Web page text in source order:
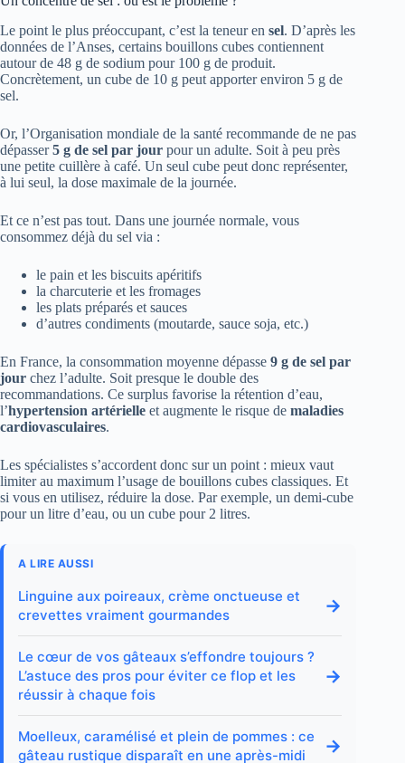
Le point le plus préoccupant, c’est la teneur en sel. D’après les
données de l’Anses, certains bouillons cubes contiennent
autour de 48 g de sodium pour 100 g de produit.
Concrètement, un cube de 10 g peut apporter environ 5 g de
sel.
Or, l’Organisation mondiale de la santé recommande de ne pas
dépasser5 g de sel par jour pour un adulte. Soit à peu près
une petite cuillère à café. Un seul cube peut donc représenter,
à lui seul, la dose maximale de la journée.
Et ce n’est pas tout. Dans une journée normale, vous
consommez déjà du sel via :
le pain et les biscuits apéritifs
la charcuterie et les fromages
les plats préparés et sauces
d’autres condiments (moutarde, sauce soja, etc.)
En France, la consommation moyenne dépasse 9 g de sel par
jour chez l’adulte. Soit presque le double des
recommandations. Ce surplus favorise la rétention d’eau,
l’hypertension artérielle et augmente le risque de maladies
cardiovasculaires.
Les spécialistes s’accordent donc sur un point : mieux vaut
limiter au maximum l’usage de bouillons cubes classiques. Et
si vous en utilisez, réduire la dose. Par exemple, un demi-cube
pour un litre d’eau, ou un cube pour 2 litres.
A LIRE AUSSI
Linguine aux poireaux, crème onctueuse et
crevettes vraiment gourmandes
→
Le cœur de vos gâteaux s’effondre toujours ?
L’astuce des pros pour éviter ce flop et les
réussir à chaque fois
→
Moelleux, caramélisé et plein de pommes : ce
gâteau rustique disparaît en une après-midi
→